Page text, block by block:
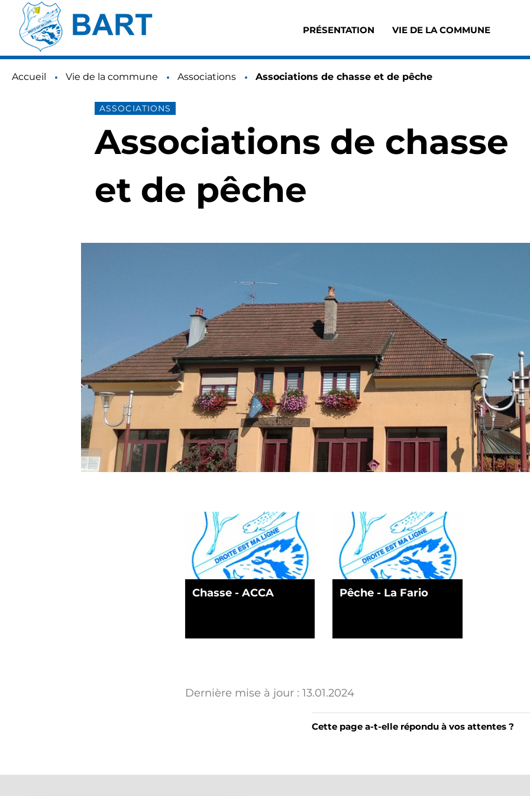
PRÉSENTATIONAccès au sous-menu de Présentation
VIE DE LA COMMUNE
Accès au sous-
Accueil Vie de la commune Associations Page active :
Associations de chasse et de pêche
Associations de chasse
et de pêche
ASSOCIATIONS
Chasse - ACCA Pêche - La Fario
Dernière mise à jour : 13.01.2024
Cette page a-t-elle répondu à vos attentes ?